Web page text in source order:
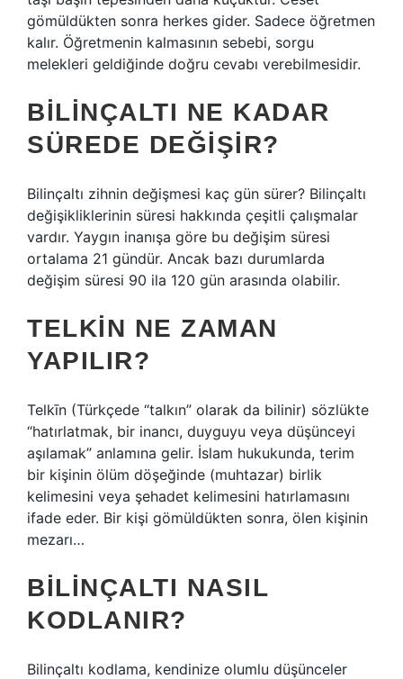
gömüldükten sonra herkes gider. Sadece öğretmen
kalır. Öğretmenin kalmasının sebebi, sorgu
melekleri geldiğinde doğru cevabı verebilmesidir.
BILINÇALTI NE KADAR
SÜREDE DEĞIŞIR?
Bilinçaltı zihnin değişmesi kaç gün sürer? Bilinçaltı
değişikliklerinin süresi hakkında çeşitli çalışmalar
vardır. Yaygın inanışa göre bu değişim süresi
ortalama 21 gündür. Ancak bazı durumlarda
değişim süresi 90 ila 120 gün arasında olabilir.
TELKIN NE ZAMAN
YAPILIR?
Telkīn (Türkçede “talkın” olarak da bilinir) sözlükte
“hatırlatmak, bir inancı, duyguyu veya düşünceyi
aşılamak” anlamına gelir. İslam hukukunda, terim
bir kişinin ölüm döşeğinde (muhtazar) birlik
kelimesini veya şehadet kelimesini hatırlamasını
ifade eder. Bir kişi gömüldükten sonra, ölen kişinin
mezarı…
BILINÇALTI NASIL
KODLANIR?
Bilinçaltı kodlama, kendinize olumlu düşünceler